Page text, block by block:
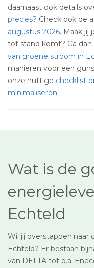
daarnaast ook details
precies? Check ook de
augustus 2026. Maak jij
tot stand komt? Ga
van groene stroom in
manieren voor een
onze nuttige checklist
minimaliseren.
Wat is de
Echteld
Wil jij overstappen naar
Echteld? Er bestaan
van DELTA tot o.a.